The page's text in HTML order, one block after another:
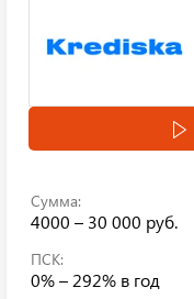
Сумма:
4000 – 30 000 руб.
ПСК:
0% – 292% в год